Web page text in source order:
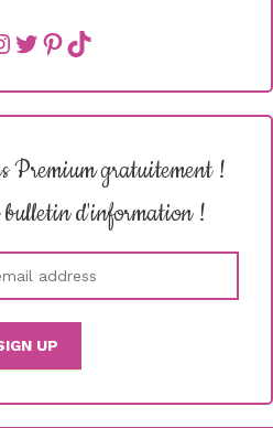
Twitter
Pinterest
TikTok
Premium gratuitement !
bulletin d'information !